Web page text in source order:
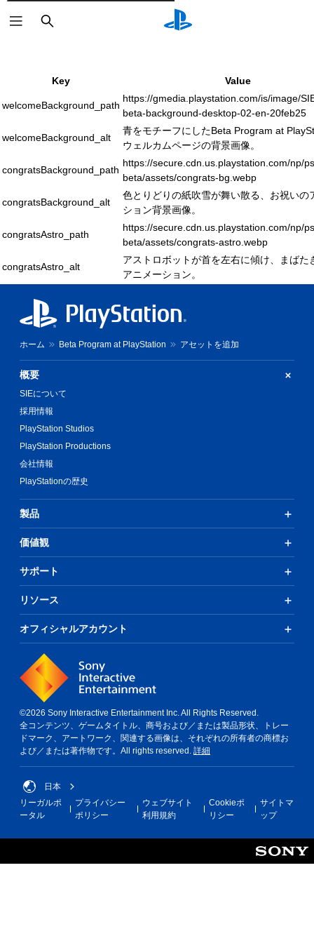
検
索
Key Value
welcomeBackground_path
https://gmedia.playstation.com/is/image/
beta-background-desktop-02-en-20feb25
welcomeBackground_alt
青をモチーフにしたBeta Program at
ウェルカムページの背景画像。
congratsBackground_path
https://secure.cdn.us.playstation.com/np/
beta/assets/congrats-bg.webp
congratsBackground_alt
色とりどりの紙吹雪が舞い散る、お祝いの
ション背景画像。
congratsAstro_path
https://secure.cdn.us.playstation.com/np/
beta/assets/congrats-astro.webp
congratsAstro_alt
アストロボットが首を左右に傾け、まばた
アニメーション。
ホーム Beta Program at PlayStation アセットを追加
概要
SIEについて
採用情報
PlayStation Studios
PlayStation Productions
会社情報
PlayStationの歴史
製品
価値観
サポート
リソース
オフィシャルアカウント
©2026 Sony Interactive Entertainment Inc. All Rights Reserved.
全コンテンツ、ゲームタイトル、商号および／または製品形状、トレー
ドマーク、アートワーク、関連する画像は、それぞれの所有者の商標お
よび／または著作物です。All rights reserved. 詳細
日本
リーガルポ
ータル
プライバシー
ポリシー
ウェブサイト
利用規約
Cookieポ
リシー
サイトマ
ップ